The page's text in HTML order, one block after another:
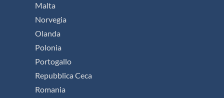
Malta
Norvegia
Olanda
Polonia
Portogallo
Repubblica Ceca
Romania